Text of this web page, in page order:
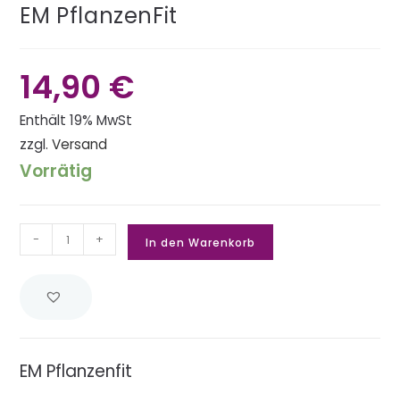
EM PflanzenFit
14,90 €
Enthält 19% MwSt
zzgl.Versand
Vorrätig
- + In den Warenkorb
EM Pflanzenfit